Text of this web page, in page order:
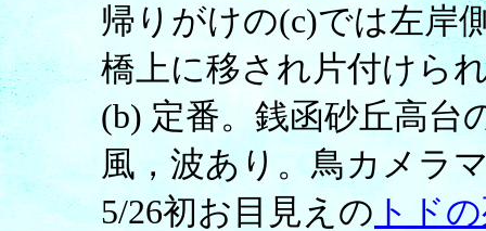
帰りがけの(c)では左岸
橋上に移され片付けら
(b) 定番。銭函砂丘高台
風，波あり。鳥カメラ
5/26初お目見えの トド